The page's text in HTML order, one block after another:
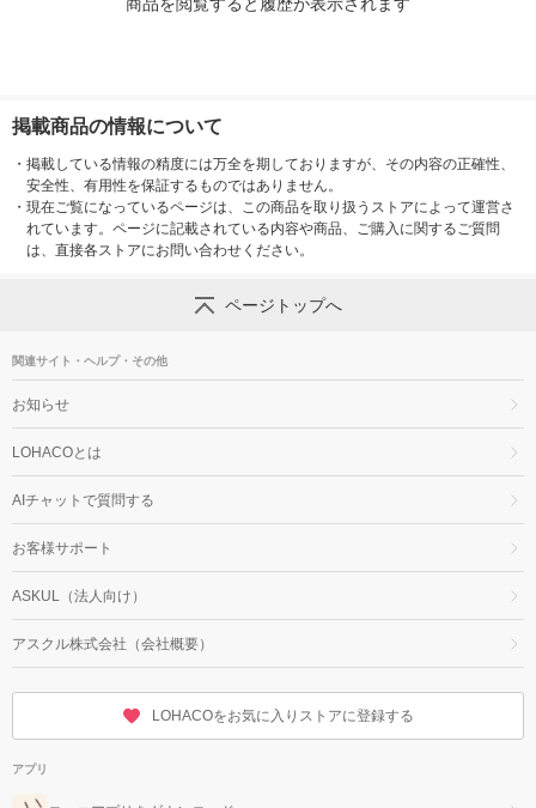
商品を閲覧すると履歴が表示されます
掲載商品の情報について
・ 掲載している情報の精度には万全を期しておりますが、その内容の正確性、
安全性、有用性を保証するものではありません。
・ 現在ご覧になっているページは、この商品を取り扱うストアによって運営さ
れています。ページに記載されている内容や商品、ご購入に関するご質問
は、直接各ストアにお問い合わせください。
ページトップへ
関連サイト・ヘルプ・その他
お知らせ
LOHACOとは
AIチャットで質問する
お客様サポート
ASKUL（法人向け）
アスクル株式会社（会社概要）
LOHACOをお気に入りストアに登録する
アプリ